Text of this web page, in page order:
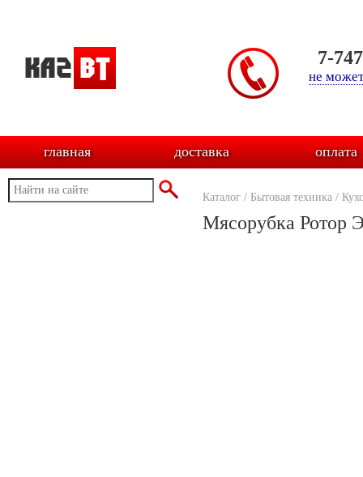
7-
не
главная доставка оплата
Каталог / Бытовая техника /
Мясорубка